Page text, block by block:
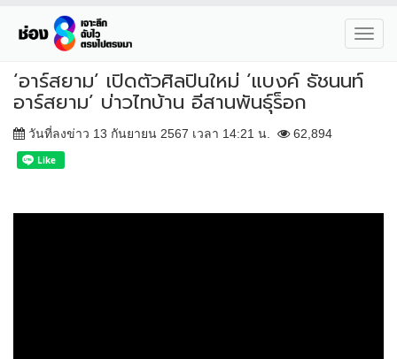
‘อาร์สยาม’ เปิดตัวศิลปินใหม่ ‘แบงค์ ธัชนนท์
อาร์สยาม’ บ่าวไทบ้าน อีสานพันธุ์ร็อก
วันที่ลงข่าว 13 กันยายน 2567 เวลา 14:21 น. 62,894